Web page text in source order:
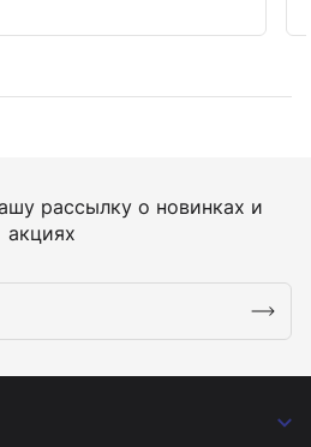
рассылку о новинках и
акциях